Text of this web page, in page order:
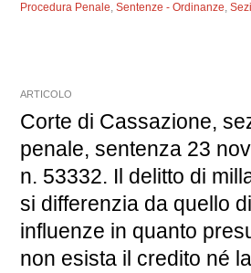
Procedura Penale,Sentenze - Ordinanze,
ARTICOLO
Corte di Cassazione,
penale, sentenza 23
n. 53332. Il delitto di
si differenzia da quello
influenze in quanto
non esista il credito né